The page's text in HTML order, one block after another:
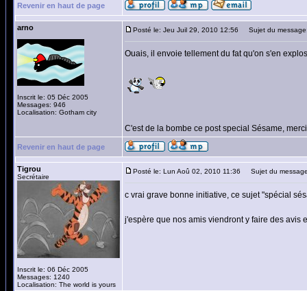
Revenir en haut de page
arno
Inscrit le: 05 Déc 2005
Messages: 946
Localisation: Gotham city
Posté le: Jeu Juil 29, 2010 12:56 Sujet du
Ouais, il envoie tellement du fat qu'on s'en
C'est de la bombe ce post special Sésame,
Revenir en haut de page
Tigrou
Secrétaire
Inscrit le: 06 Déc 2005
Messages: 1240
Localisation: The world is yours
Posté le: Lun Aoû 02, 2010 11:36 Sujet du
c vrai grave bonne initiative, ce sujet "spécial
j'espère que nos amis viendront y faire des avis